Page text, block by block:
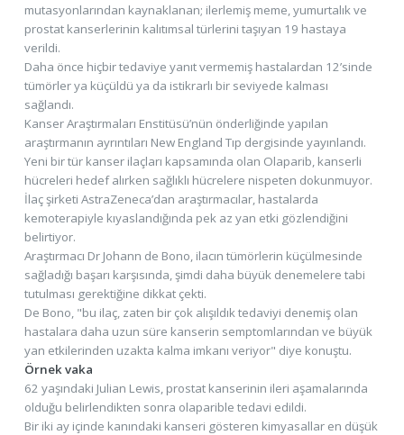
mutasyonlarından kaynaklanan; ilerlemiş meme, yumurtalık ve
prostat kanserlerinin kalıtımsal türlerini taşıyan 19 hastaya
verildi.
Daha önce hiçbir tedaviye yanıt vermemiş hastalardan 12’sinde
tümörler ya küçüldü ya da istikrarlı bir seviyede kalması
sağlandı.
Kanser Araştırmaları Enstitüsü’nün önderliğinde yapılan
araştırmanın ayrıntıları New England Tıp dergisinde yayınlandı.
Yeni bir tür kanser ilaçları kapsamında olan Olaparib, kanserli
hücreleri hedef alırken sağlıklı hücrelere nispeten dokunmuyor.
İlaç şirketi AstraZeneca’dan araştırmacılar, hastalarda
kemoterapiyle kıyaslandığında pek az yan etki gözlendiğini
belirtiyor.
Araştırmacı Dr Johann de Bono, ilacın tümörlerin küçülmesinde
sağladığı başarı karşısında, şimdi daha büyük denemelere tabi
tutulması gerektiğine dikkat çekti.
De Bono, "bu ilaç, zaten bir çok alışıldık tedaviyi denemiş olan
hastalara daha uzun süre kanserin semptomlarından ve büyük
yan etkilerinden uzakta kalma imkanı veriyor" diye konuştu.
Örnek vaka
62 yaşındaki Julian Lewis, prostat kanserinin ileri aşamalarında
olduğu belirlendikten sonra olaparible tedavi edildi.
Bir iki ay içinde kanındaki kanseri gösteren kimyasallar en düşük